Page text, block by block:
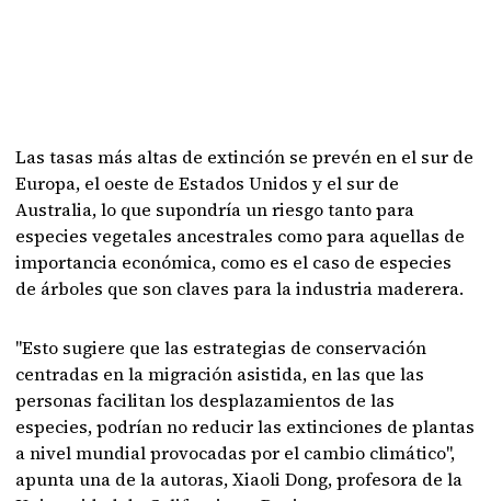
Las tasas más altas de extinción se prevén en el sur de
Europa, el oeste de Estados Unidos y el sur de
Australia, lo que supondría un riesgo tanto para
especies vegetales ancestrales como para aquellas de
importancia económica, como es el caso de especies
de árboles que son claves para la industria maderera.
"Esto sugiere que las estrategias de conservación
centradas en la migración asistida, en las que las
personas facilitan los desplazamientos de las
especies, podrían no reducir las extinciones de plantas
a nivel mundial provocadas por el cambio climático",
apunta una de la autoras, Xiaoli Dong, profesora de la